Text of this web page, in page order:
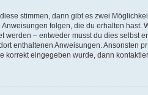
stimmen, dann gibt es zwei
folgen, die du erhalten hast.
– entweder musst du dies selbst
enthaltenen Anweisungen. Ansonsten
eingegeben wurde, dann